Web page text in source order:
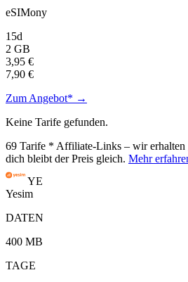
eSIMony
15d
2 GB
3,95 €
7,90 €
Zum Angebot* →
Keine Tarife gefunden.
69 Tarife * Affiliate-Links – wir erhalten
dich bleibt der Preis gleich. Mehr
YE
Yesim
DATEN
400 MB
TAGE